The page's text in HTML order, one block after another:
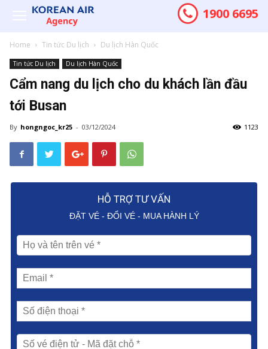
1900 6695
Home Tin tức Du lịch Du lịch Hàn Quốc
Tin tức Du lịch Du lịch Hàn Quốc
Cẩm nang du lịch cho du khách lần đầu
tới Busan
By hongngoc_kr25 - 03/12/2024 1123
HỖ TRỢ TƯ VẤN
ĐẶT VÉ - ĐỔI VÉ - MUA HÀNH LÝ